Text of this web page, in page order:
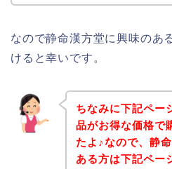
なので静命漢方堂に興味のあ
けると幸いです。
ちなみに下記ペー
品がお得な価格で
たよ♪なので、静
ある方は下記ペー